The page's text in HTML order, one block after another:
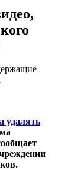
удалять